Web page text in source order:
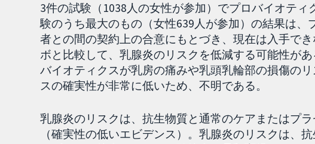
3件の試験（1038人の女性が参加）でプロバイオテ
験のうち最大のもの（女性639人が参加）の結果は、
者との間の契約上の合意にもとづき、現在は入手で
ボと比較して、乳腺炎のリスクを低減する可能性が
バイオティクスが乳房の痛みや乳頭乳輪部の損傷の
スの確実性が非常に低いため、不明である。
乳腺炎のリスクは、抗生物質と通常のケアまたはプ
（確実性の低いエビデンス）。乳腺炎のリスクは、